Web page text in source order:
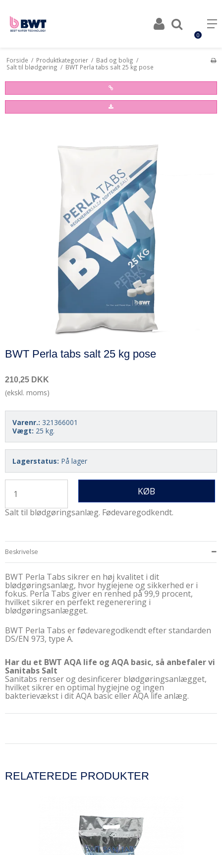
0
Forside / Produktkategorier / Bad og bolig /
Salt til blødgøring / BWT Perla tabs salt 25 kg pose
BWT Perla tabs salt 25 kg pose
210,25 DKK
(ekskl. moms)
Varenr.: 321366001
Vægt: 25 kg.
Lagerstatus: På lager
KØB
Salt til blødgøringsanlæg. Fødevaregodkendt.
Beskrivelse
BWT Perla Tabs sikrer en høj kvalitet i dit
blødgøringsanlæg, hvor hygiejene og sikkerhed er i
fokus. Perla Tabs giver en renhed på 99,9 procent,
hvilket sikrer en perfekt regenerering i
blødgøringsanlægget.
BWT Perla Tabs er fødevaregodkendt efter standarden
DS/EN 973, type A.
Har du et BWT AQA life og AQA basic, så anbefaler vi
Sanitabs Salt
Sanitabs renser og desinficerer blødgøringsanlægget,
hvilket sikrer en optimal hygiejne og ingen
bakterievækst i dit AQA basic eller AQA life anlæg.
RELATEREDE PRODUKTER